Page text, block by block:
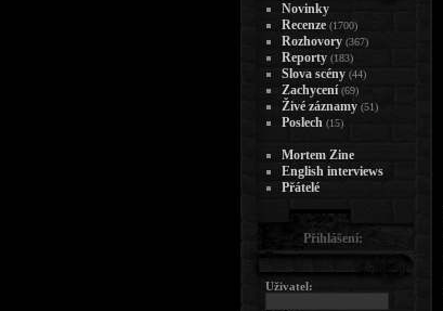
Novinky
Recenze (1700)
Rozhovory (367)
Reporty (183)
Slova scény (44)
Zachycení (69)
Živé záznamy (51)
Poslech (15)
Mortem Zine
English interviews
Přátelé
Přihlášení:
Uživatel: